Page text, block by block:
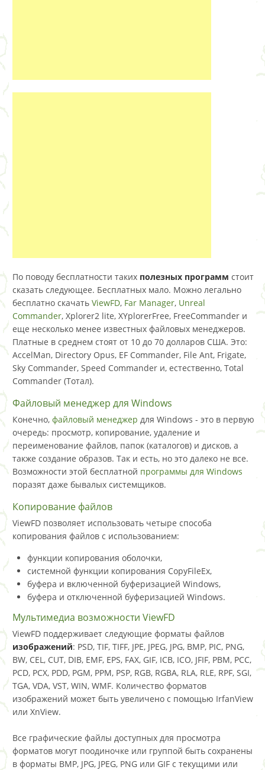
По поводу бесплатности таких полезных программ стоит
сказать следующее. Бесплатных мало. Можно легально
бесплатно скачать ViewFD, Far Manager, Unreal
Commander, Xplorer2 lite, XYplorerFree, FreeCommander и
еще несколько менее известных файловых менеджеров.
Платные в среднем стоят от 10 до 70 долларов США. Это:
AccelMan, Directory Opus, EF Commander, File Ant, Frigate,
Sky Commander, Speed Commander и, естественно, Total
Commander (Тотал).
Файловый менеджер для Windows
Конечно, файловый менеджер для Windows - это в первую
очередь: просмотр, копирование, удаление и
переименование файлов, папок (каталогов) и дисков, а
также создание образов. Так и есть, но это далеко не все.
Возможности этой бесплатной программы для Windows
поразят даже бывалых системщиков.
Копирование файлов
ViewFD позволяет использовать четыре способа
копирования файлов с использованием:
функции копирования оболочки,
системной функции копирования CopyFileEx,
буфера и включенной буферизацией Windows,
буфера и отключенной буферизацией Windows.
Мультимедиа возможности ViewFD
ViewFD поддерживает следующие форматы файлов
изображений: PSD, TIF, TIFF, JPE, JPEG, JPG, BMP, PIC, PNG,
BW, CEL, CUT, DIB, EMF, EPS, FAX, GIF, ICB, ICO, JFIF, PBM, PCC,
PCD, PCX, PDD, PGM, PPM, PSP, RGB, RGBA, RLA, RLE, RPF, SGI,
TGA, VDA, VST, WIN, WMF. Количество форматов
изображений может быть увеличено с помощью IrfanView
или XnView.
Все графические файлы доступных для просмотра
форматов могут поодиночке или группой быть сохранены
в форматы BMP, JPG, JPEG, PNG или GIF с текущими или